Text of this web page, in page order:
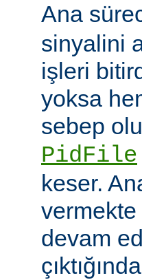
Ana
sinyalini
işleri
yoksa
sebep
PidFile
keser.
devam